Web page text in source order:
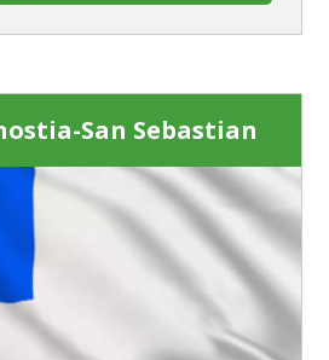
San Sebastian